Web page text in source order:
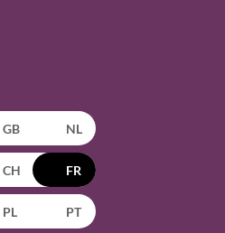
GB NL
CH FR
PL PT